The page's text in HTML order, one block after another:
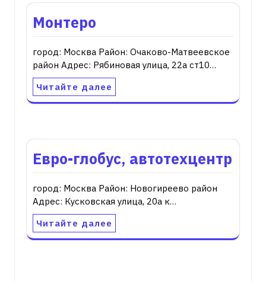
Монтеро
город: Москва Район: Очаково-Матвеевское
район Адрес: Рябиновая улица, 22а ст10…
Читайте далее
Евро-глобус, автотехцентр
город: Москва Район: Новогиреево район
Адрес: Кусковская улица, 20а к…
Читайте далее